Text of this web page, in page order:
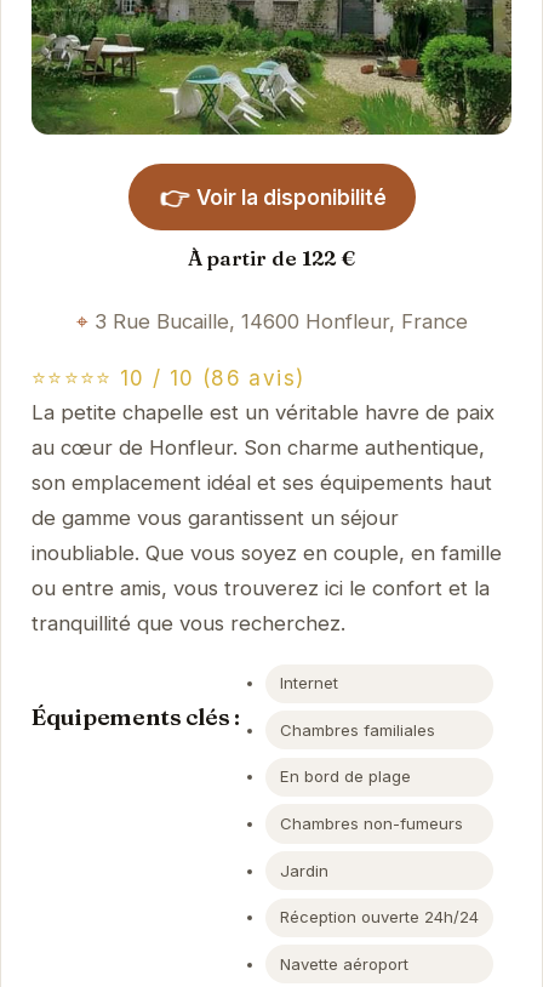
👉 Voir la disponibilité
À partir de 122 €
3 Rue Bucaille, 14600 Honfleur, France
⭐⭐⭐⭐⭐ 10 / 10 (86 avis)
La petite chapelle est un véritable havre de paix
au cœur de Honfleur. Son charme authentique,
son emplacement idéal et ses équipements haut
de gamme vous garantissent un séjour
inoubliable. Que vous soyez en couple, en famille
ou entre amis, vous trouverez ici le confort et la
tranquillité que vous recherchez.
Équipements clés :
Internet
Chambres familiales
En bord de plage
Chambres non-fumeurs
Jardin
Réception ouverte 24h/24
Navette aéroport